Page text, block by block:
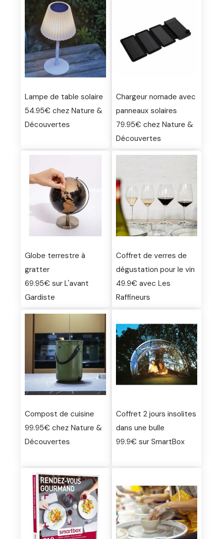
Lampe de table solaire
54.95€ chez Nature &
Découvertes
Chargeur nomade avec
panneaux solaires
79.95€ chez Nature &
Découvertes
Globe terrestre à
gratter
69.95€ sur L'avant
Gardiste
Coffret de verres de
dégustation pour le vin
49.9€ avec Les
Raffineurs
Compost de cuisine
99.95€ chez Nature &
Découvertes
Coffret 2 jours insolites
dans une bulle
99.9€ sur SmartBox